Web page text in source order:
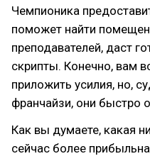
Чемпионика
поможет найти
преподавателей, даст
скрипты. Конечно, вам
приложить усилия, но,
франчайзи, они быстро
Как вы думаете, какая
сейчас более